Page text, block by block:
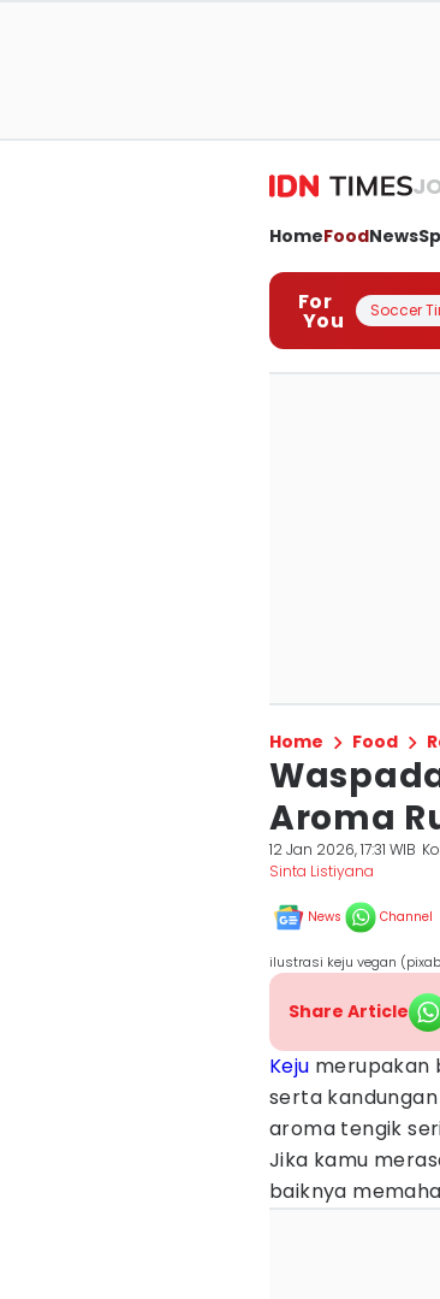
HomeFoodNews
For
You Soccer
Home Food
Aroma
12 Jan 2026, 17:31 WIB
Sinta Listiyana
News Channel
ilustrasi keju vegan
Share Article
Keju merupakan
serta
aroma tengik
Jika kamu
baiknya